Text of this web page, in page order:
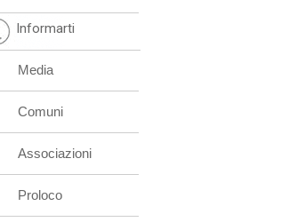
Informarti
Media
Comuni
Associazioni
Proloco